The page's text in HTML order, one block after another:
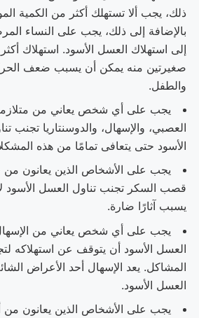
ذلك، يجب ألا تستهلك أكثر من الكمية
بالإضافة إلى ذلك، يجب على النساء
إلى استهلاك العسل الأسود. استهلاك
صغيرتين منه يمكن أن يسبب ضعف
والطفل.
يجب على أي شخص يعاني من
العصبي، والإسهال، والدوسنتاريا تجنب
الأسود حتى يتعافى تمامًا من هذه
يجب على الأشخاص الذين يعانون من
قصب السكر تجنب تناول العسل الأسود
يسبب آثارًا ضارة.
يجب على أي شخص يعاني من
العسل الأسود أن يتوقف عن استهلاكه
المشاكل. يعد الإسهال أحد الأعراض
العسل الأسود.
يجب على الأشخاص الذين يعانون من